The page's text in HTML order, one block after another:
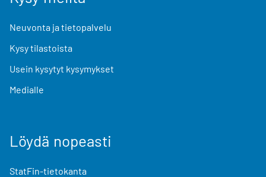
Neuvonta ja tietopalvelu
Kysy tilastoista
Usein kysytyt kysymykset
Medialle
Löydä nopeasti
StatFin-tietokanta